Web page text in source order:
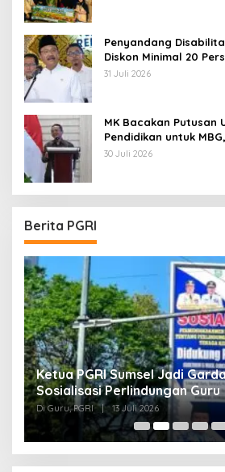
Penyandang
Diskon Minimal 20
Sekolah dan Kuliah
31 Juli 2026
MK Bacakan Putusan
Pendidikan untuk
Tunggu Implikasi
30 Juli 2026
Berita PGRI
Ketua PGRI Sumsel Jadi
Sosialisasi Perlindungan Guru
Di Guru, PGRI | 13 Juli 2026